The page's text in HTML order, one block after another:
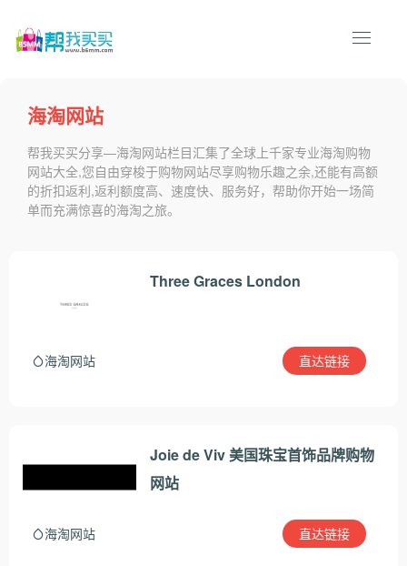
海淘网站
帮我买买分享—海淘网站栏目汇集了全球上千家专业海淘购物
网站大全,您自由穿梭于购物网站尽享购物乐趣之余,还能有高额
的折扣返利,返利额度高、速度快、服务好，帮助你开始一场简
单而充满惊喜的海淘之旅。
Three Graces London
海淘网站 直达链接
Joie de Viv 美国珠宝首饰品牌购物
网站
海淘网站 直达链接